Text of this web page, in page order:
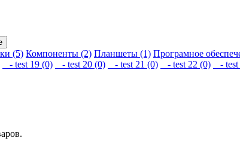
(5) Компоненты (2) Планшеты (1) Програмное
- test 19 (0) - test 20 (0) - test 21 (0) - test 22 (0) - test